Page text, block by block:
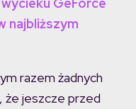
najbliższym
razem żadnych
że jeszcze przed